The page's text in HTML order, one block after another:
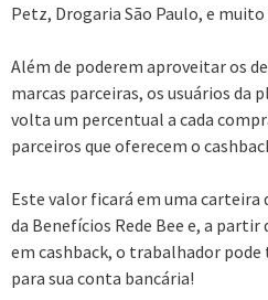
Petz, Drogaria São Paulo, e muito
Além de poderem aproveitar os
marcas parceiras, os usuários da
volta um percentual a cada
parceiros que oferecem o
Este valor ficará em uma
da Benefícios Rede Bee e, a partir
em cashback, o trabalhador
para sua conta bancária!